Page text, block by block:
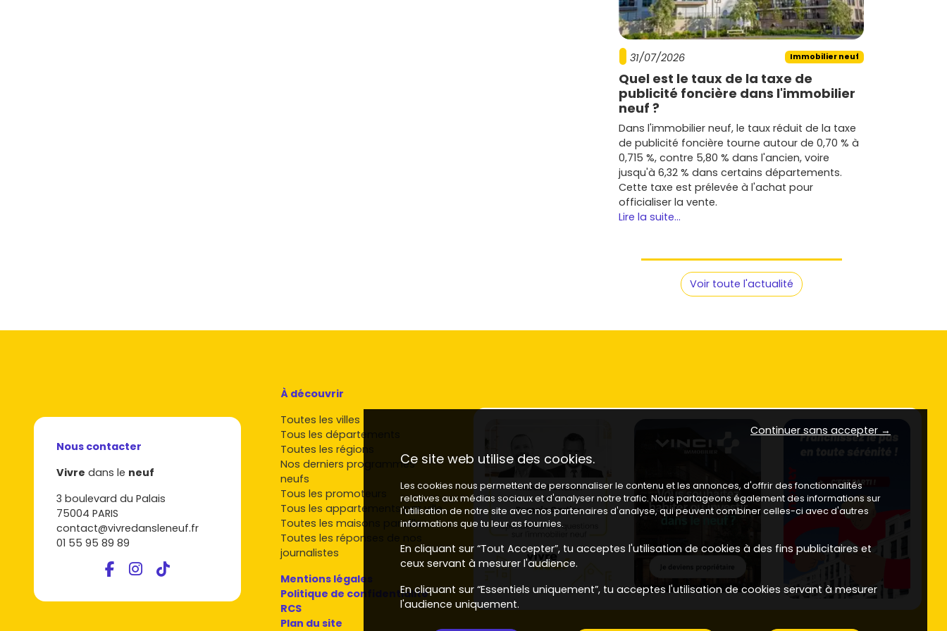
31/07/2026 Immobilier neuf
Quel est le taux de la taxe de
publicité foncière dans l'immobilier
neuf ?
Dans l'immobilier neuf, le taux réduit de la taxe
de publicité foncière tourne autour de 0,70 % à
0,715 %, contre 5,80 % dans l'ancien, voire
jusqu'à 6,32 % dans certains départements.
Cette taxe est prélevée à l'achat pour
officialiser la vente.
Lire la suite...
Voir toute l'actualité
Nous contacter
Vivre dans le neuf
3 boulevard du Palais
75004 PARIS
contact@vivredansleneuf.fr
01 55 95 89 89
À découvrir
Toutes les villes
Tous les départements
Toutes les régions
Nos derniers programmes
neufs
Tous les promoteurs
Tous les appartements par ville
Toutes les maisons par ville
Toutes les réponses de nos
journalistes
Mentions légales
Politique de confidentialité
RCS
Plan du site
Continuer sans accepter →
Ce site web utilise des cookies.
Les cookies nous permettent de personnaliser le contenu et les annonces, d'offrir des fonctionnalités
relatives aux médias sociaux et d'analyser notre trafic. Nous partageons également des informations sur
l'utilisation de notre site avec nos partenaires d'analyse, qui peuvent combiner celles-ci avec d'autres
informations que tu leur as fournies.
En cliquant sur “Tout Accepter”, tu acceptes l'utilisation de cookies à des fins publicitaires et
ceux servant à mesurer l'audience.
En cliquant sur “Essentiels uniquement”, tu acceptes l'utilisation de cookies servant à mesurer
l'audience uniquement.